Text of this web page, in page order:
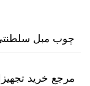
چوب مبل سلطنتی
مرجع خرید